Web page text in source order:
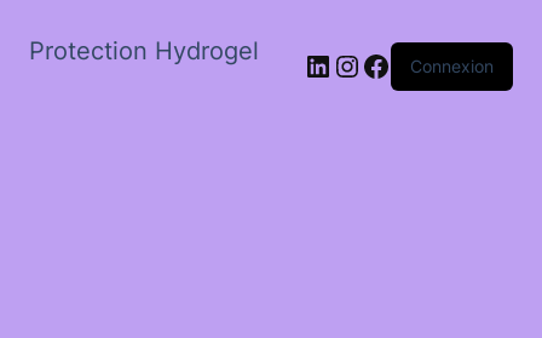
Protection Hydrogel LinkedIn
Instagram
Facebook
Connexion